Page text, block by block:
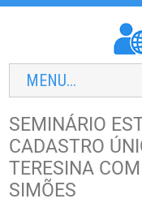
MENU...
SEMINÁRIO
CADASTRO
TERESINA
SIMÕES